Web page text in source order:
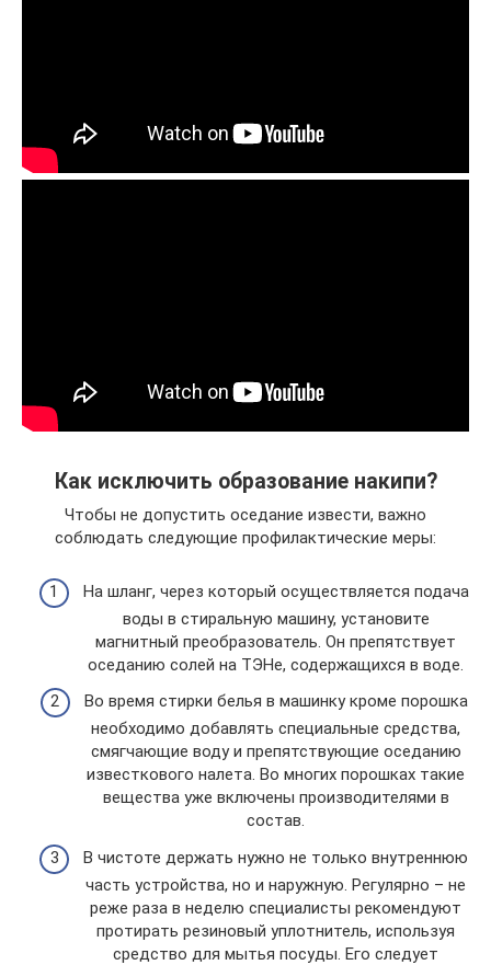
Как исключить образование накипи?
Чтобы не допустить оседание извести, важно
соблюдать следующие профилактические меры:
На шланг, через который осуществляется подача
воды в стиральную машину, установите
магнитный преобразователь. Он препятствует
оседанию солей на ТЭНе, содержащихся в воде.
Во время стирки белья в машинку кроме порошка
необходимо добавлять специальные средства,
смягчающие воду и препятствующие оседанию
известкового налета. Во многих порошках такие
вещества уже включены производителями в
состав.
В чистоте держать нужно не только внутреннюю
часть устройства, но и наружную. Регулярно – не
реже раза в неделю специалисты рекомендуют
протирать резиновый уплотнитель, используя
средство для мытья посуды. Его следует